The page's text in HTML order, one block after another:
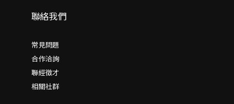
聯絡我們
常見問題
合作洽詢
聯經徵才
相關社群